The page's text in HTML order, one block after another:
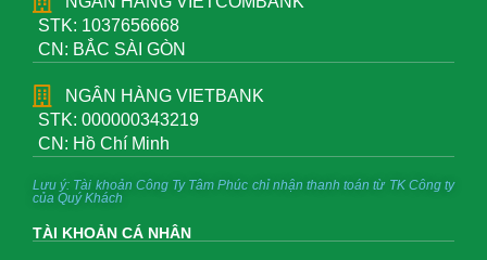
STK: 1037656668
CN: BẮC SÀI GÒN
NGÂN HÀNG VIETBANK
STK: 000000343219
CN: Hồ Chí Minh
Lưu ý: Tài khoản Công Ty Tâm Phúc chỉ nhận thanh toán từ TK Công ty
của Quý Khách
TÀI KHOẢN CÁ NHÂN